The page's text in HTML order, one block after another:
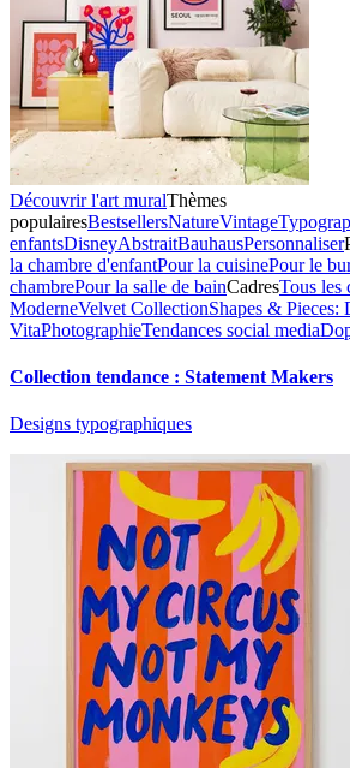
Découvrir l'art muralThèmes
populairesBestsellersNatureVintage
enfantsDisneyAbstraitBauhausPersonnaliser
la chambre d'enfantPour la cuisinePour le
chambrePour la salle de bainCadresTous les
ModerneVelvet CollectionShapes & Pieces:
VitaPhotographieTendances social media
Collection tendance : Statement Makers
Designs typographiques